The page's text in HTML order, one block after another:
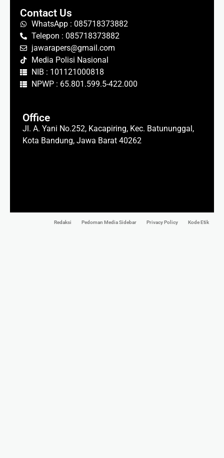
Contact Us
WhatsApp : 085718373882
Telepon : 085718373882
jawarapers@gmail.com
Media Polisi Nasional
NIB : 101121000818
NPWP : 65.801.599.5-422.000
Office
Jl. A. Yani No.252, Kacapiring, Kec. Batununggal,
Kota Bandung, Jawa Barat 40262
Redaksi Pedoman Media Sidebar Privacy Policy Kode Etik